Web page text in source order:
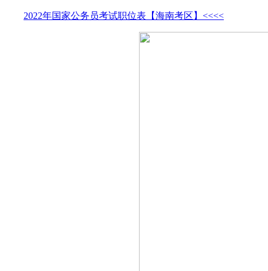
2022年国家公务员考试职位表【海南考区】<<<<